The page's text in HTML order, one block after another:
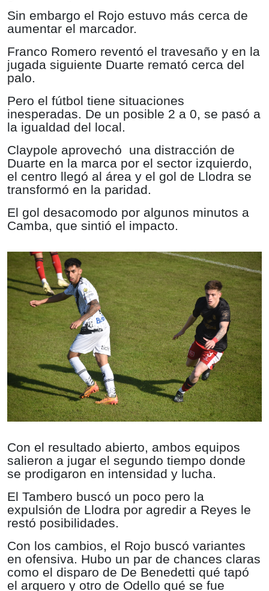
Sin embargo el Rojo estuvo más cerca de
aumentar el marcador.
Franco Romero reventó el travesaño y en la
jugada siguiente Duarte remató cerca del
palo.
Pero el fútbol tiene situaciones
inesperadas. De un posible 2 a 0, se pasó a
la igualdad del local.
Claypole aprovechó
una distracción de
Duarte en la marca por el sector izquierdo,
el centro llegó al área y el gol de Llodra se
transformó en la paridad.
El gol desacomodo por algunos minutos a
Camba, que sintió el impacto.
Con el resultado abierto, ambos equipos
salieron a jugar el segundo tiempo donde
se prodigaron en intensidad y lucha.
El Tambero buscó un poco pero la
expulsión de Llodra por agredir a Reyes le
restó posibilidades.
Con los cambios, el Rojo buscó variantes
en ofensiva. Hubo un par de chances claras
como el disparo de De Benedetti qué tapó
el arquero y otro de Odello qué se fue